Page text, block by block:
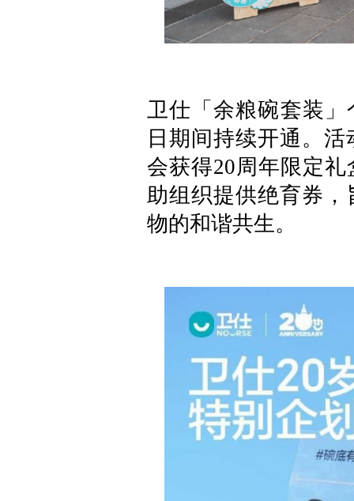
卫仕「余粮碗套装
日期间持续开通。
会获得20周年限定
助组织提供绝育券
物的和谐共生。